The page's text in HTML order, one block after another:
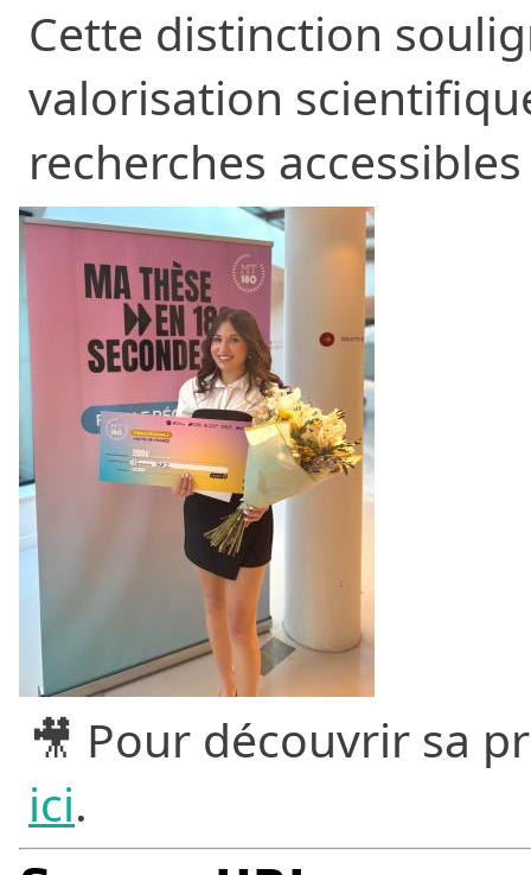
Cette distinction
valorisation
recherches
🎥 Pour découvrir sa
ici.